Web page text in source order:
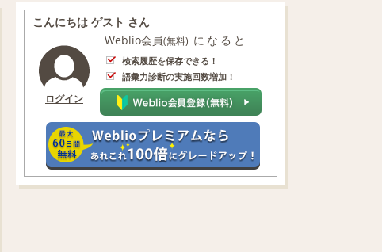
こんにちは ゲスト さん
ログイン
Weblio会員(無料) になると
検索履歴を保存できる！
語彙力診断の実施回数増加！